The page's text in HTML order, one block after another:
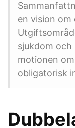
en vision om
sjukdom och
motionen
obligatorisk